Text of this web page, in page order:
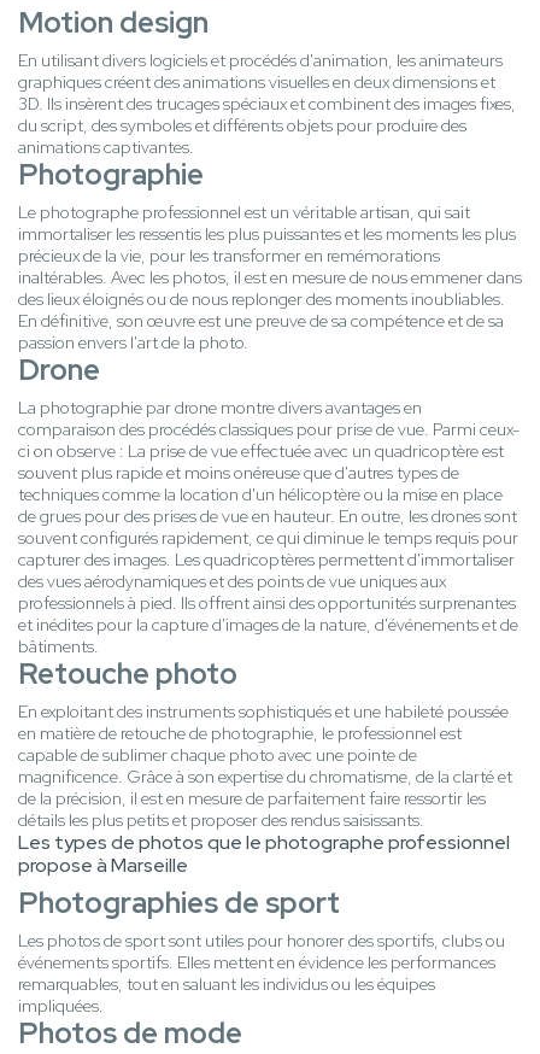
Motion design
En utilisant divers logiciels et procédés d'animation, les animateurs
graphiques créent des animations visuelles en deux dimensions et
3D. Ils insèrent des trucages spéciaux et combinent des images fixes,
du script, des symboles et différents objets pour produire des
animations captivantes.
Photographie
Le photographe professionnel est un véritable artisan, qui sait
immortaliser les ressentis les plus puissantes et les moments les plus
précieux de la vie, pour les transformer en remémorations
inaltérables. Avec les photos, il est en mesure de nous emmener dans
des lieux éloignés ou de nous replonger des moments inoubliables.
En définitive, son œuvre est une preuve de sa compétence et de sa
passion envers l'art de la photo.
Drone
La photographie par drone montre divers avantages en
comparaison des procédés classiques pour prise de vue. Parmi ceux-
ci on observe : La prise de vue effectuée avec un quadricoptère est
souvent plus rapide et moins onéreuse que d'autres types de
techniques comme la location d'un hélicoptère ou la mise en place
de grues pour des prises de vue en hauteur. En outre, les drones sont
souvent configurés rapidement, ce qui diminue le temps requis pour
capturer des images. Les quadricoptères permettent d'immortaliser
des vues aérodynamiques et des points de vue uniques aux
professionnels à pied. Ils offrent ainsi des opportunités surprenantes
et inédites pour la capture d'images de la nature, d'événements et de
bâtiments.
Retouche photo
En exploitant des instruments sophistiqués et une habileté poussée
en matière de retouche de photographie, le professionnel est
capable de sublimer chaque photo avec une pointe de
magnificence. Grâce à son expertise du chromatisme, de la clarté et
de la précision, il est en mesure de parfaitement faire ressortir les
détails les plus petits et proposer des rendus saisissants.
Les types de photos que le photographe professionnel
propose à Marseille
Photographies de sport
Les photos de sport sont utiles pour honorer des sportifs, clubs ou
événements sportifs. Elles mettent en évidence les performances
remarquables, tout en saluant les individus ou les équipes
impliquées.
Photos de mode